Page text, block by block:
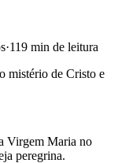
·119 min de leitura
mistério de Cristo e
Virgem Maria no
peregrina.